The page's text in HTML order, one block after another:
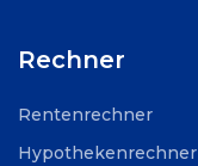
Rechner
Rentenrechner
Hypothekenrechner